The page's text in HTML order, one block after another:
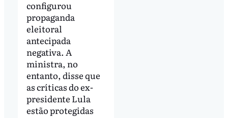
configurou
propaganda
eleitoral
antecipada
negativa. A
ministra, no
entanto, disse que
as críticas do ex-
presidente Lula
estão protegidas